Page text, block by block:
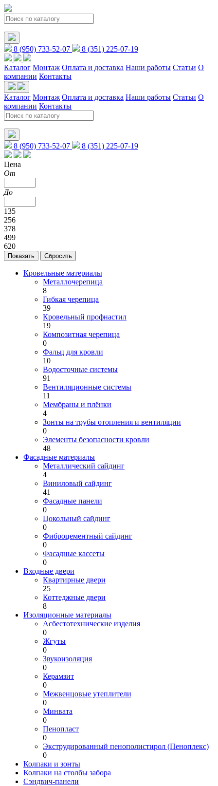
8 (950) 733-52-07 8 (351) 225-07-19
Каталог Монтаж Оплата и доставка Наши работы Статьи О
компании Контакты
Каталог Монтаж Оплата и доставка Наши работы Статьи О
компании Контакты
8 (950) 733-52-07 8 (351) 225-07-19
Цена
От
До
135
256
378
499
620
Кровельные материалы
Металлочерепица
8
Гибкая черепица
39
Кровельный профнастил
19
Композитная черепица
0
Фальц для кровли
10
Водосточные системы
91
Вентиляционные системы
11
Мембраны и плёнки
4
Зонты на трубы отопления и вентиляции
0
Элементы безопасности кровли
48
Фасадные материалы
Металлический сайдинг
4
Виниловый сайдинг
41
Фасадные панели
0
Цокольный сайдинг
0
Фиброцементный сайдинг
0
Фасадные кассеты
0
Входные двери
Квартирные двери
25
Коттеджные двери
8
Изоляционные материалы
Асбестотехнические изделия
0
Жгуты
0
Звукоизоляция
0
Керамзит
0
Межвенцовые утеплители
0
Минвата
0
Пенопласт
0
Экструдированный пенополистирол (Пеноплекс)
0
Колпаки и зонты
Колпаки на столбы забора
Сэндвич-панели